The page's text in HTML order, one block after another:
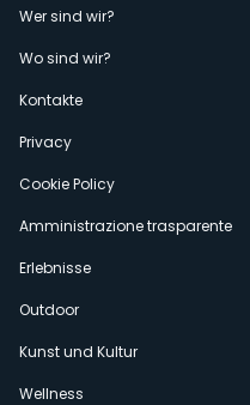
Menù
secondario
Wer sind wir?
Wo sind wir?
Kontakte
Privacy
Cookie Policy
Amministrazione trasparente
Erlebnisse
Outdoor
Kunst und Kultur
Wellness